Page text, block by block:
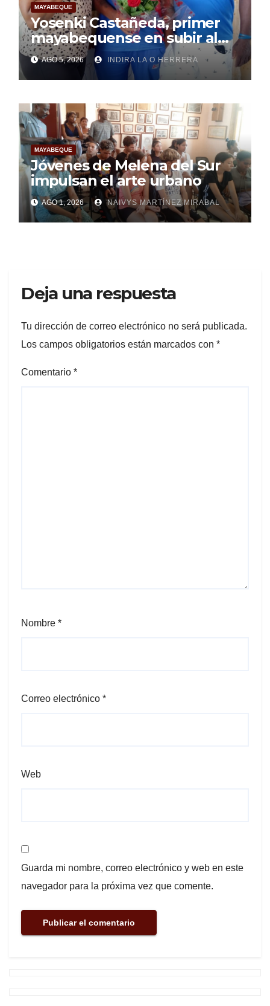
MAYABEQUE
Yosenki Castañeda, primer
mayabequense en subir al
podio centroamericano
AGO 5, 2026 INDIRA LA O HERRERA
MAYABEQUE
Jóvenes de Melena del Sur
impulsan el arte urbano
AGO 1, 2026 NAIVYS MARTÍNEZ MIRABAL
Deja una respuesta
Tu dirección de correo electrónico no será publicada.
Los campos obligatorios están marcados con *
Comentario *
Nombre *
Correo electrónico *
Web
Guarda mi nombre, correo electrónico y web en este
navegador para la próxima vez que comente.